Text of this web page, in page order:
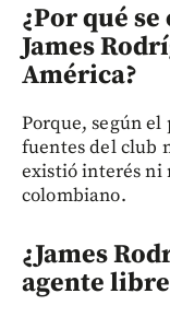
¿Por qué
James
América?
Porque, según
fuentes del club
existió interés ni
colombiano.
¿James
agente